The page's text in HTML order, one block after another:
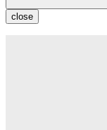
close